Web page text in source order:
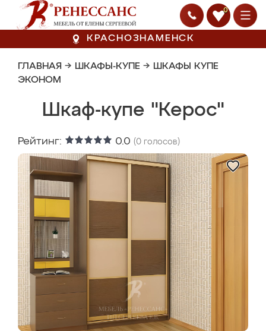
0
КРАСНОЗНАМЕНСК
ГЛАВНАЯ → ШКАФЫ-КУПЕ → ШКАФЫ КУПЕ
ЭКОНОМ
Шкаф-купе "Керос"
Рейтинг: 0.0 (0 голосов)